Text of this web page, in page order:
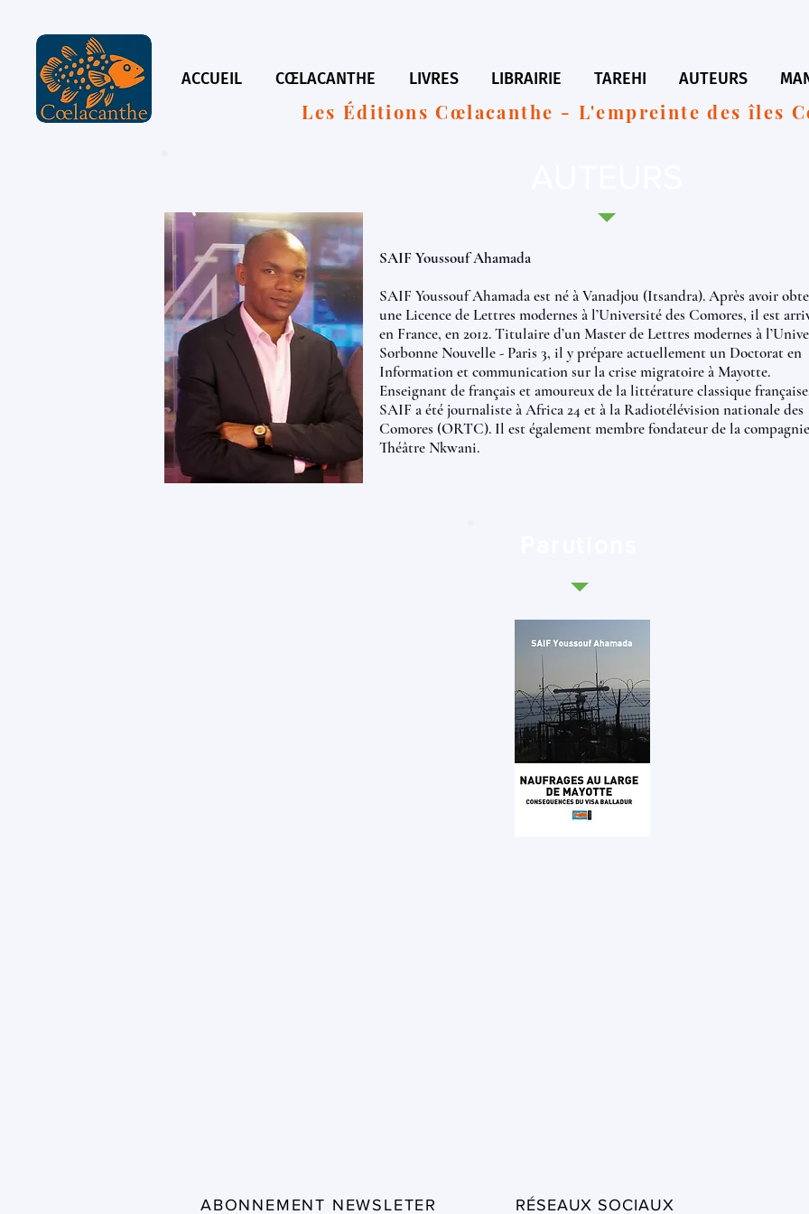
ACCUEIL CŒLACANTHE LIVRES LIBRAIRIE TAREHI AUTEURS
Les Éditions Cœlacanthe - L'empreinte des îles
SAIF Youssouf Ahamada
SAIF Youssouf Ahamada est né à Vanadjou (Itsandra). Après avoir
une Licence de Lettres modernes à l’Université des Comores, il est
en France, en 2012. Titulaire d’un Master de Lettres modernes à
Sorbonne Nouvelle - Paris 3, il y prépare actuellement un Doctorat en
Information et communication sur la crise migratoire à Mayotte.
Enseignant de français et amoureux de la littérature classique
SAIF a été journaliste à Africa 24 et à la Radiotélévision nationale des
Comores (ORTC). Il est également membre fondateur de la compagnie
Théâtre Nkwani.
ABONNEMENT NEWSLETER RÉSEAUX SOCIAUX